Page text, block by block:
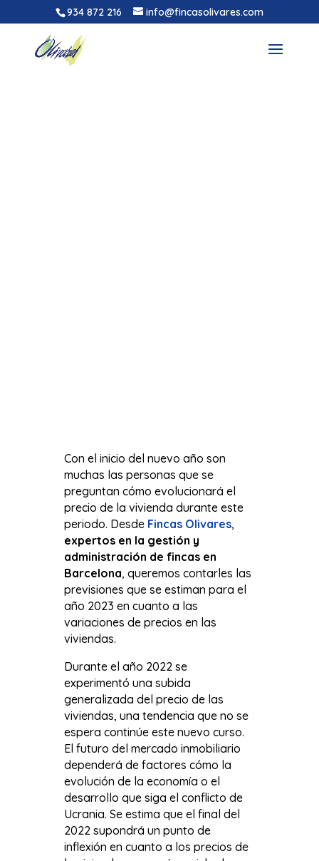
934 872 216 info@fincasolivares.com
Con el inicio del nuevo año son
muchas las personas que se
preguntan cómo evolucionará el
precio de la vivienda durante este
periodo. Desde Fincas Olivares,
expertos en la gestión y
administración de fincas en
Barcelona, queremos contarles las
previsiones que se estiman para el
año 2023 en cuanto a las
variaciones de precios en las
viviendas.
Durante el año 2022 se
experimentó una subida
generalizada del precio de las
viviendas, una tendencia que no se
espera continúe este nuevo curso.
El futuro del mercado inmobiliario
dependerá de factores cómo la
evolución de la economía o el
desarrollo que siga el conflicto de
Ucrania. Se estima que el final del
2022 supondrá un punto de
inflexión en cuanto a los precios de